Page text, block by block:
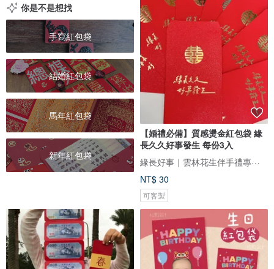
你是不是想找
手寫紅包袋
結婚紅包袋
馬年紅包袋
新年紅包袋
【婚禮必備】質感燙金紅包袋 緣
長久久好事發生 每份3入
緣長好事｜雲林花生伴手禮專門店｜農情濃情伴手禮｜婚禮小物｜客製化禮品
NT$ 30
可客製